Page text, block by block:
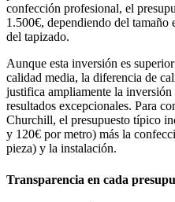
confección profesional, el
1.500€, dependiendo del
del tapizado.
Aunque esta inversión es
calidad media, la diferencia de
justifica ampliamente la inversión
resultados excepcionales. Para
Churchill, el presupuesto típico
y 120€ por metro) más la
pieza) y la instalación.
Transparencia en cada